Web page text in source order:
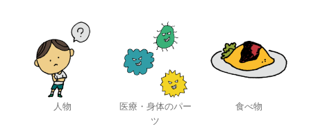
人物
医療・身体のパー
ツ
食べ物